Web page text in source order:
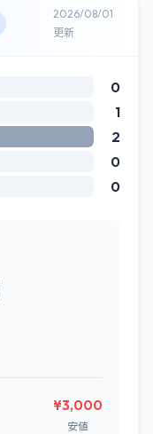
2026/08/01
更新
0
1
2
0
0
¥3,000
安値